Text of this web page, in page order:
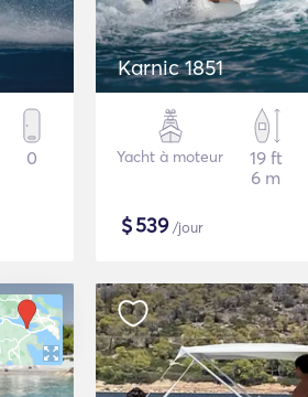
0
Karnic 1851
Yacht à moteur
19 ft
6 m
$539/jour